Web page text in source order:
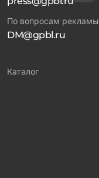
По вопросам рекламы
DM@gpbl.ru
Каталог